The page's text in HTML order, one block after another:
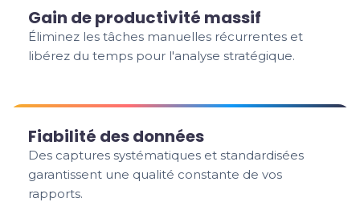
Gain de productivité massif
Éliminez les tâches manuelles récurrentes et
libérez du temps pour l'analyse stratégique.
Fiabilité des données
Des captures systématiques et standardisées
garantissent une qualité constante de vos
rapports.